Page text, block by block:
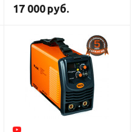
17 000 руб.